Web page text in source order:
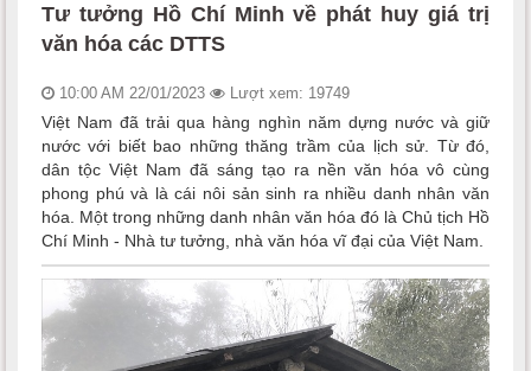
Tư tưởng Hồ Chí Minh về phát huy giá trị
văn hóa các DTTS
10:00 AM 22/01/2023 Lượt xem: 19749
Việt Nam đã trải qua hàng nghìn năm dựng nước và giữ
nước với biết bao những thăng trầm của lịch sử. Từ đó,
dân tộc Việt Nam đã sáng tạo ra nền văn hóa vô cùng
phong phú và là cái nôi sản sinh ra nhiều danh nhân văn
hóa. Một trong những danh nhân văn hóa đó là Chủ tịch Hồ
Chí Minh - Nhà tư tưởng, nhà văn hóa vĩ đại của Việt Nam.